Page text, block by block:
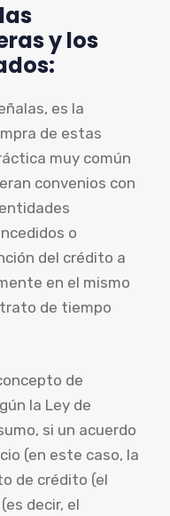
y los
es la
de estas
muy común
convenios con
o
del crédito a
en el mismo
de tiempo
de
la Ley de
si un acuerdo
(en este caso, la
de crédito (el
decir, el